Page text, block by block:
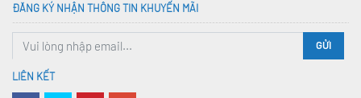
ĐĂNG KÝ NHẬN THÔNG TIN KHUYẾN MÃI
GỬI
LIÊN KẾT